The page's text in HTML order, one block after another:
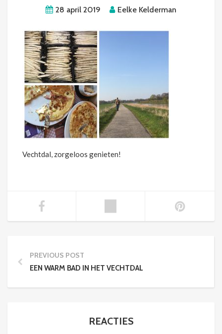
28 april 2019 Eelke Kelderman
Vechtdal, zorgeloos genieten!
PREVIOUS POST
EEN WARM BAD IN HET VECHTDAL
REACTIES